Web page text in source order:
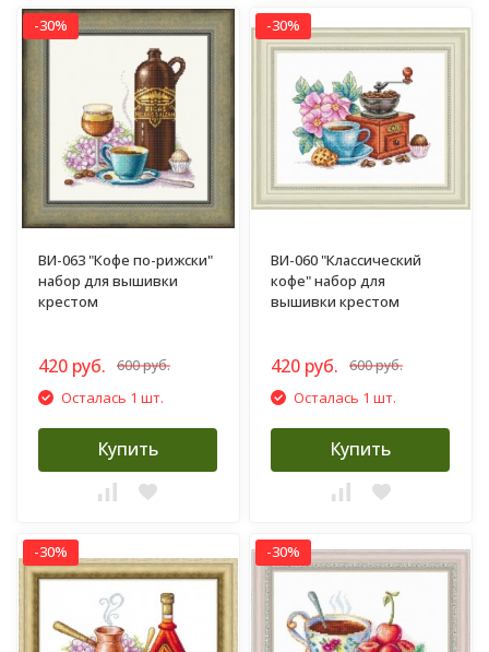
-30%
ВИ-063 "Кофе по-рижски"
набор для вышивки
крестом
420 руб. 600 руб.
Осталась 1 шт.
Купить
-30%
ВИ-060 "Классический
кофе" набор для
вышивки крестом
420 руб. 600 руб.
Осталась 1 шт.
Купить
-30% -30%